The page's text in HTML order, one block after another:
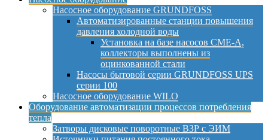
Насосное оборудование GRUNDFOSS
Автоматизированные станции повышения
давления холодной воды
Установка на базе насосов CME-A,
коллекторы выполнены из
оцинкованной стали
Насосы бытовой серии GRUNDFOSS UPS
серии 100
Насосное оборудование WILO
Оборудование автоматизации процессов потребления
тепла
Затворы дисковые поворотные ВЗР с ЭИМ